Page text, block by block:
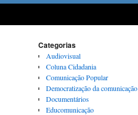
Categorias
Audiovisual
Coluna Cidadania
Comunicação Popular
Democratização da comunicação
Documentários
Educomunicação